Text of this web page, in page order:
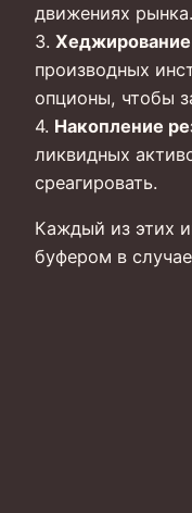
движениях рынка.
3. Хеджирование
производных
опционы, чтобы
4. Накопление
ликвидных
среагировать.
Каждый из этих
буфером в